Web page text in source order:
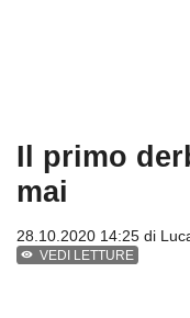
Il primo
mai
28.10.2020 14:25 di
VEDI LETTURE